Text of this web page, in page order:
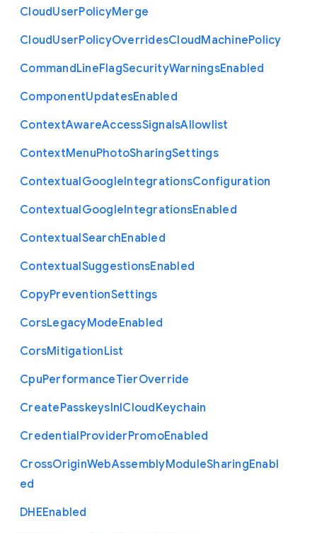
CloudUserPolicyMerge
CloudUserPolicyOverridesCloudMachinePolicy
CommandLineFlagSecurityWarningsEnabled
ComponentUpdatesEnabled
ContextAwareAccessSignalsAllowlist
ContextMenuPhotoSharingSettings
ContextualGoogleIntegrationsConfiguration
ContextualGoogleIntegrationsEnabled
ContextualSearchEnabled
ContextualSuggestionsEnabled
CopyPreventionSettings
CorsLegacyModeEnabled
CorsMitigationList
CpuPerformanceTierOverride
CreatePasskeysInICloudKeychain
CredentialProviderPromoEnabled
CrossOriginWebAssemblyModuleSharingEnabl
ed
DHEEnabled